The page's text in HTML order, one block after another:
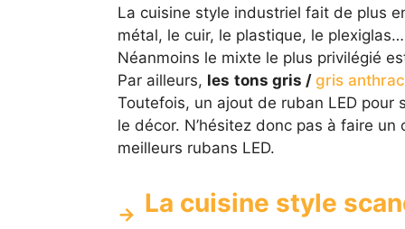
La cuisine style industriel fait de plus
métal, le cuir, le plastique, le
Néanmoins le mixte le plus privilégié
Par ailleurs, les tons gris / gris
Toutefois, un ajout de ruban LED pour
le décor. N’hésitez donc pas à faire un
meilleurs rubans LED.
La cuisine style